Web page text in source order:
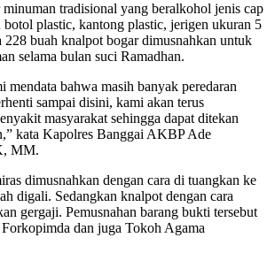
tradisional yang beralkohol jenis cap
botol plastic, kantong plastic, jerigen ukuran 5
228 buah knalpot bogar dimusnahkan untuk
selama bulan suci Ramadhan.
mendata bahwa masih banyak peredaran
sampai disini, kami akan terus
masyarakat sehingga dapat ditekan
kata Kapolres Banggai AKBP Ade
MM.
dimusnahkan dengan cara di tuangkan ke
digali. Sedangkan knalpot dengan cara
gergaji. Pemusnahan barang bukti tersebut
dan juga Tokoh Agama